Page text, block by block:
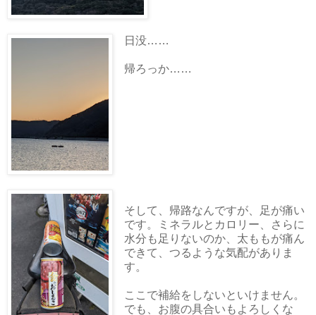
日没……
帰ろっか……
そして、帰路なんですが、足が痛い
です。ミネラルとカロリー、さらに
水分も足りないのか、太ももが痛ん
できて、つるような気配がありま
す。
ここで補給をしないといけません。
でも、お腹の具合いもよろしくな